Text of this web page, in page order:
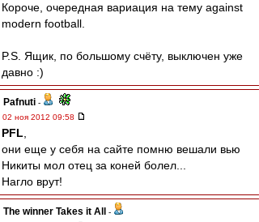
Короче, очередная вариация на тему against
modern football.
P.S. Ящик, по большому счёту, выключен уже
давно :)
Pafnuti -
02 ноя 2012 09:58
PFL
они еще у себя на сайте помню вешали вью
Никиты мол отец за коней болел...
Нагло врут!
The winner Takes it All
-